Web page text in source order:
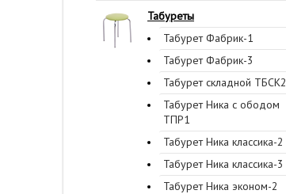
Табуреты
Табурет Фабрик-1
Табурет Фабрик-3
Табурет складной ТБСК2
Табурет Ника с ободом
ТПР1
Табурет Ника классика-2
Табурет Ника классика-3
Табурет Ника эконом-2